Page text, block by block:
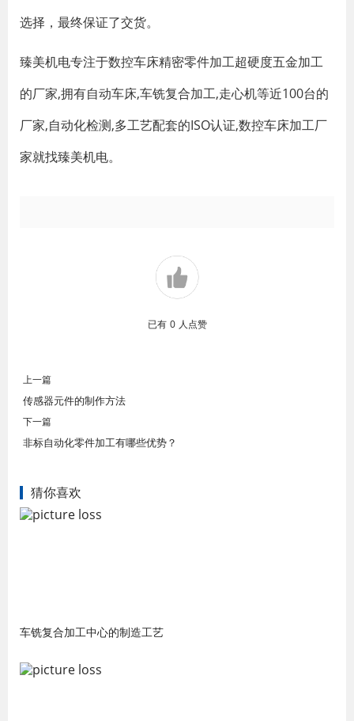
选择，最终保证了交货。
臻美机电专注于数控车床精密零件加工超硬度五金加工
的厂家,拥有自动车床,车铣复合加工,走心机等近100台的
厂家,自动化检测,多工艺配套的ISO认证,数控车床加工厂
家就找臻美机电。
已有 0 人点赞
上一篇
传感器元件的制作方法
下一篇
非标自动化零件加工有哪些优势？
猜你喜欢
车铣复合加工中心的制造工艺